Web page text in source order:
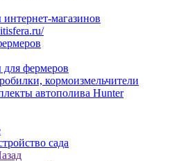
магазинов
для фермеров
кормоизмельчители
автополива Hunter
сада